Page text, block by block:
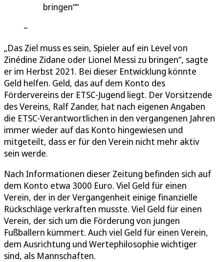
bringen“
„Das Ziel muss es sein, Spieler auf ein Level von
Zinédine Zidane oder Lionel Messi zu bringen“, sagte
er im Herbst 2021. Bei dieser Entwicklung könnte
Geld helfen. Geld, das auf dem Konto des
Fördervereins der ETSC-Jugend liegt. Der Vorsitzende
des Vereins, Ralf Zander, hat nach eigenen Angaben
die ETSC-Verantwortlichen in den vergangenen Jahren
immer wieder auf das Konto hingewiesen und
mitgeteilt, dass er für den Verein nicht mehr aktiv
sein werde.
Nach Informationen dieser Zeitung befinden sich auf
dem Konto etwa 3000 Euro. Viel Geld für einen
Verein, der in der Vergangenheit einige finanzielle
Rückschläge verkraften musste. Viel Geld für einen
Verein, der sich um die Förderung von jungen
Fußballern kümmert. Auch viel Geld für einen Verein,
dem Ausrichtung und Wertephilosophie wichtiger
sind, als Mannschaften.